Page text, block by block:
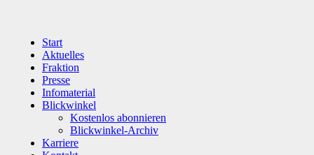
Start
Aktuelles
Fraktion
Presse
Infomaterial
Blickwinkel
Kostenlos abonnieren
Blickwinkel-Archiv
Karriere